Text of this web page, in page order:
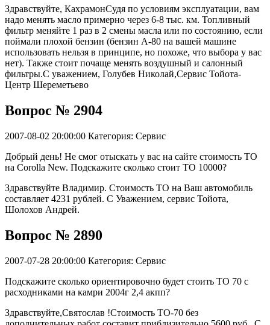
Здравствуйте, КахрамонСудя по условиям эксплуатации, вам
надо менять масло примерно через 6-8 тыс. км. Топливный
фильтр меняйте 1 раз в 2 смены масла или по состоянию, если
поймали плохой бензин (бензин А-80 на вашей машине
использовать нельзя в принципе, но похоже, что выбора у вас
нет). Также стоит почаще менять воздушный и салонный
фильтры.С уважением, Голубев Николай,Сервис Тойота-
Центр Шереметьево
Вопрос № 2904
2007-08-02 20:00:00 Категория: Сервис
Добрый день! Не смог отыскать у вас на сайте стоимость ТО
на Corolla New. Подскажите сколько стоит ТО 10000?
Здравствуйте Владимир. Стоимость ТО на Ваш автомобиль
составляет 4231 рублей. С Уважением, сервис Тойота,
Шолохов Андрей.
Вопрос № 2890
2007-07-28 20:00:00 Категория: Сервис
Подскажите сколько ориентировочно будет стоить ТО 70 с
расходниками на камри 2004г 2,4 акпп?
Здравствуйте,Святослав !Стоимость ТО-70 без